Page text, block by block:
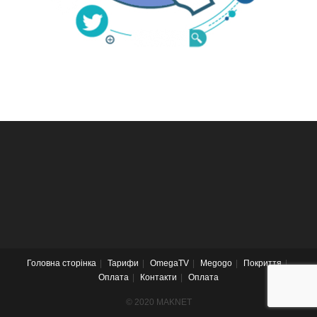
Головна сторінка Тарифи OmegaTV Megogo
Покриття
Оплата
Контакти Оплата
© 2020 MAKNET